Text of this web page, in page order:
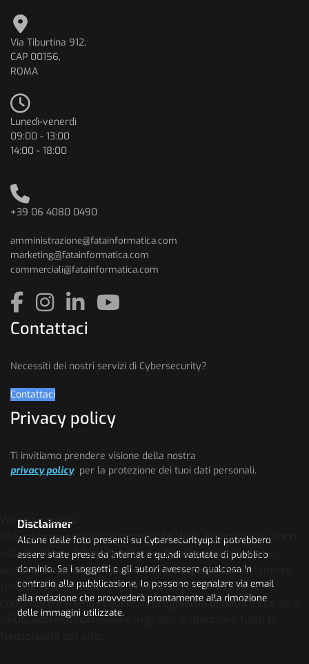
Via Tiburtina 912,
CAP 00156,
ROMA
Lunedì-venerdì
09:00 - 13:00
14:00 - 18:00
+39 06 4080 0490
amministrazione@fatainformatica.com
marketing@fatainformatica.com
commerciali@fatainformatica.com
Contattaci
Necessiti dei nostri servizi di Cybersecurity?
Contattaci
Privacy policy
Ti invitiamo prendere visione della nostra
privacy policyper la protezione dei tuoi dati personali.
Disclaimer
Alcune delle foto presenti su Cybersecurityup.it potrebbero
essere state prese da Internet e quindi valutate di pubblico
dominio. Se i soggetti o gli autori avessero qualcosa in
contrario alla pubblicazione, lo possono segnalare via email
alla redazione che provvederà prontamente alla rimozione
delle immagini utilizzate.
We use cookies
Utilizziamo i cookie sul nostro sito Web. Alcuni di essi sono
essenziali per il funzionamento del sito, mentre altri ci
aiutano a migliorare questo sito e l'esperienza dell'utente
(cookie di tracciamento). Puoi decidere tu stesso se
consentire o meno i cookie. Ti preghiamo di notare che se li
rifiuti, potresti non essere in grado di utilizzare tutte le